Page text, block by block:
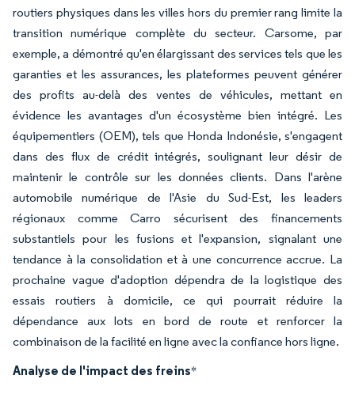
routiers physiques dans les villes hors du premier rang limite la
transition numérique complète du secteur. Carsome, par
exemple, a démontré qu'en élargissant des services tels que les
garanties et les assurances, les plateformes peuvent générer
des profits au-delà des ventes de véhicules, mettant en
évidence les avantages d'un écosystème bien intégré. Les
équipementiers (OEM), tels que Honda Indonésie, s'engagent
dans des flux de crédit intégrés, soulignant leur désir de
maintenir le contrôle sur les données clients. Dans l'arène
automobile numérique de l'Asie du Sud-Est, les leaders
régionaux comme Carro sécurisent des financements
substantiels pour les fusions et l'expansion, signalant une
tendance à la consolidation et à une concurrence accrue. La
prochaine vague d'adoption dépendra de la logistique des
essais routiers à domicile, ce qui pourrait réduire la
dépendance aux lots en bord de route et renforcer la
combinaison de la facilité en ligne avec la confiance hors ligne.
Analyse de l'impact des freins*